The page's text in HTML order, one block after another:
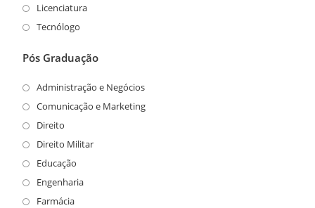
Licenciatura
Tecnólogo
Pós Graduação
Administração e Negócios
Comunicação e Marketing
Direito
Direito Militar
Educação
Engenharia
Farmácia